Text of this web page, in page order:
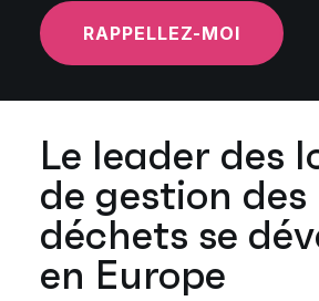
RAPPELLEZ-MOI
Le leader des
de gestion des
déchets se
en Europe